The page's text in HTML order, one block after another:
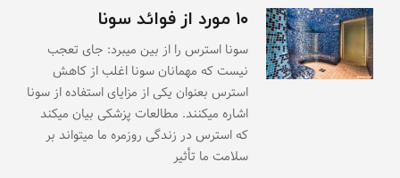
۱۰ مورد از فوائد سونا
سونا استرس را از بین میبرد: جای تعجب
نیست که مهمانان سونا اغلب از کاهش
استرس بعنوان یکی از مزایای استفاده از سونا
اشاره میکنند. مطالعات پزشکی بیان میکند
که استرس در زندگی روزمره ما میتواند بر
سلامت ما تأثیر